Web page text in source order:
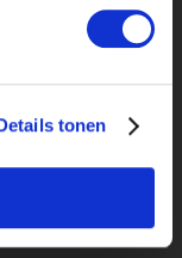
tonen
cv wordt
en